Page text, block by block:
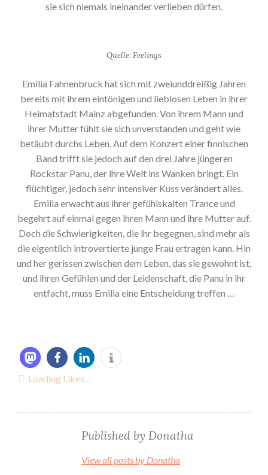
sie sich niemals ineinander verlieben dürfen.
Quelle: Feelings
Emilia Fahnenbruck hat sich mit zweiunddreißig Jahren
bereits mit ihrem eintönigen und lieblosen Leben in ihrer
Heimatstadt Mainz abgefunden. Von ihrem Mann und
ihrer Mutter fühlt sie sich unverstanden und geht wie
betäubt durchs Leben. Auf dem Konzert einer finnischen
Band trifft sie jedoch auf den drei Jahre jüngeren
Rockstar Panu, der ihre Welt ins Wanken bringt. Ein
flüchtiger, jedoch sehr intensiver Kuss verändert alles.
Emilia erwacht aus ihrer gefühlskalten Trance und
begehrt auf einmal gegen ihren Mann und ihre Mutter auf.
Doch die Schwierigkeiten, die ihr begegnen, sind mehr als
die eigentlich introvertierte junge Frau ertragen kann. Hin
und her gerissen zwischen dem Leben, das sie gewohnt ist,
und ihren Gefühlen und der Leidenschaft, die Panu in ihr
entfacht, muss Emilia eine Entscheidung treffen …
Loading Likes...
Published by Donatha
View all posts by Donatha